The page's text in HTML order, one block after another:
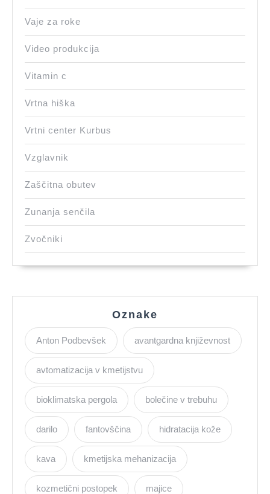
Vaje za roke
Video produkcija
Vitamin c
Vrtna hiška
Vrtni center Kurbus
Vzglavnik
Zaščitna obutev
Zunanja senčila
Zvočniki
Oznake
Anton Podbevšek avantgardna književnost
avtomatizacija v kmetijstvu
bioklimatska pergola bolečine v trebuhu
darilo fantovščina hidratacija kože
kava kmetijska mehanizacija
kozmetični postopek majice